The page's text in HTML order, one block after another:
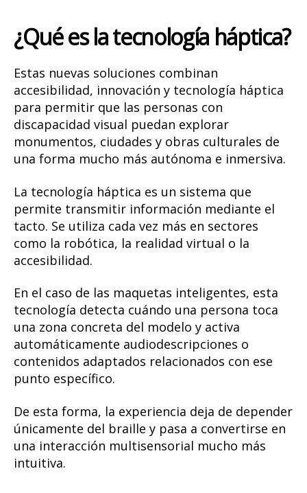
¿Qué es la tecnología háptica?
Estas nuevas soluciones combinan
accesibilidad, innovación y tecnología háptica
para permitir que las personas con
discapacidad visual puedan explorar
monumentos, ciudades y obras culturales de
una forma mucho más autónoma e inmersiva.
La tecnología háptica es un sistema que
permite transmitir información mediante el
tacto. Se utiliza cada vez más en sectores
como la robótica, la realidad virtual o la
accesibilidad.
En el caso de las maquetas inteligentes, esta
tecnología detecta cuándo una persona toca
una zona concreta del modelo y activa
automáticamente audiodescripciones o
contenidos adaptados relacionados con ese
punto específico.
De esta forma, la experiencia deja de depender
únicamente del braille y pasa a convertirse en
una interacción multisensorial mucho más
intuitiva.